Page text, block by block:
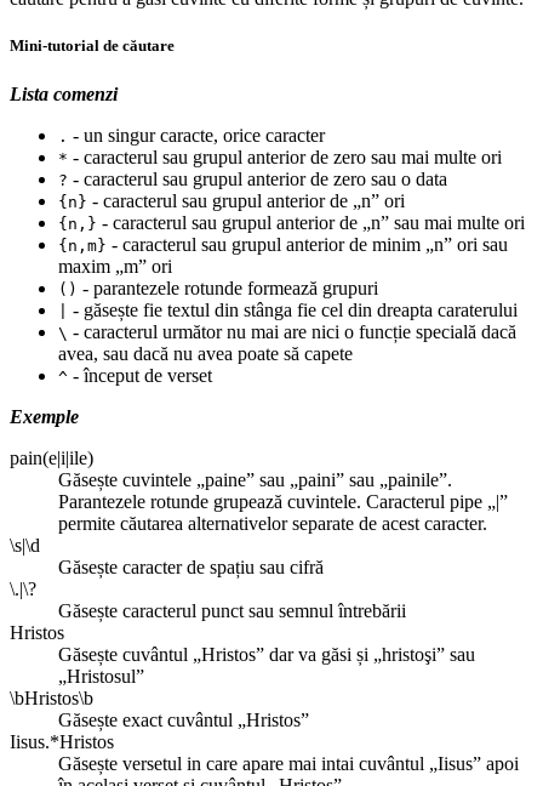
Mini-tutorial de căutare
Lista comenzi
. - un singur caracte, orice caracter
* - caracterul sau grupul anterior de zero sau mai multe ori
? - caracterul sau grupul anterior de zero sau o data
{n} - caracterul sau grupul anterior de „n” ori
{n,} - caracterul sau grupul anterior de „n” sau mai multe ori
{n,m} - caracterul sau grupul anterior de minim „n” ori sau
maxim „m” ori
() - parantezele rotunde formează grupuri
- găsește fie textul din stânga fie cel din dreapta caraterului
\ - caracterul următor nu mai are nici o funcție specială dacă
avea, sau dacă nu avea poate să capete
^ - început de verset
Exemple
pain(e|i|ile)
Găsește cuvintele „paine” sau „paini” sau „painile”.
Parantezele rotunde grupează cuvintele. Caracterul pipe „|”
permite căutarea alternativelor separate de acest caracter.
\s|\d
Găsește caracter de spațiu sau cifră
\.|\?
Găsește caracterul punct sau semnul întrebării
Hristos
Găsește cuvântul „Hristos” dar va găsi și „hristoşi” sau
„Hristosul”
\bHristos\b
Găsește exact cuvântul „Hristos”
Iisus.*Hristos
Găsește versetul in care apare mai intai cuvântul „Iisus” apoi